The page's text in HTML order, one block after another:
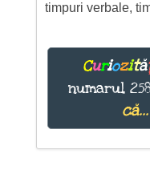
timpuri verbale,
Curiozită
numarul